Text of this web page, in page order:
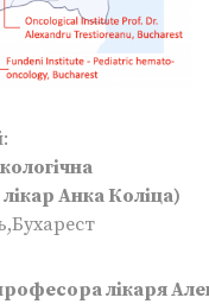
Анка Коліца)
лікаря